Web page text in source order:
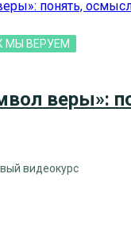
МЫ ВЕРУЕМ
веры»:
видеокурс